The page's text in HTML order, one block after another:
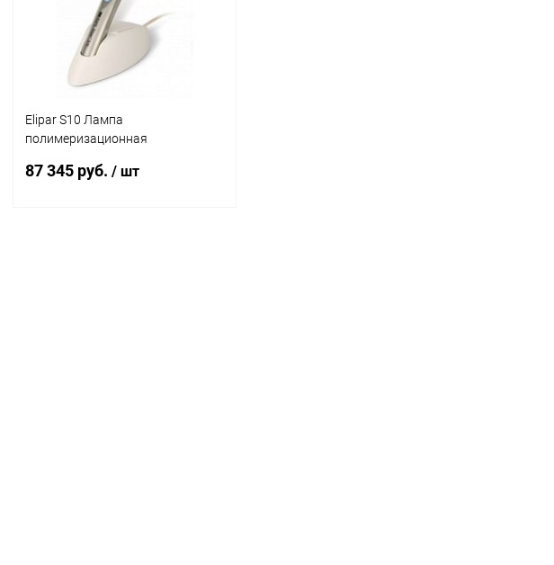
Elipar S10 Лампа
полимеризационная
87 345 руб. / шт